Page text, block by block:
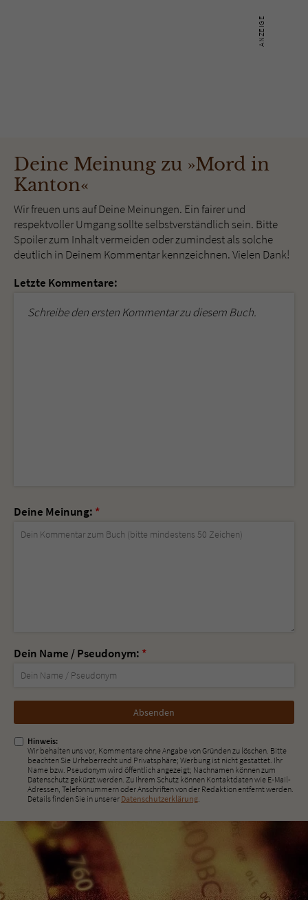
Deine Meinung zu »Mord in
Kanton«
Wir freuen uns auf Deine Meinungen. Ein fairer und
respektvoller Umgang sollte selbstverständlich sein. Bitte
Spoiler zum Inhalt vermeiden oder zumindest als solche
deutlich in Deinem Kommentar kennzeichnen. Vielen Dank!
Letzte Kommentare:
Schreibe den ersten Kommentar zu diesem Buch.
Deine Meinung: *
Dein Name / Pseudonym: *
Nicht
ausfüllen!
Hinweis:
Wir behalten uns vor, Kommentare ohne Angabe von Gründen zu löschen. Bitte
beachten Sie Urheberrecht und Privatsphäre; Werbung ist nicht gestattet. Ihr
Name bzw. Pseudonym wird öffentlich angezeigt; Nachnamen können zum
Datenschutz gekürzt werden. Zu Ihrem Schutz können Kontaktdaten wie E-Mail-
Adressen, Telefonnummern oder Anschriften von der Redaktion entfernt werden.
Details finden Sie in unserer Datenschutzerklärung.